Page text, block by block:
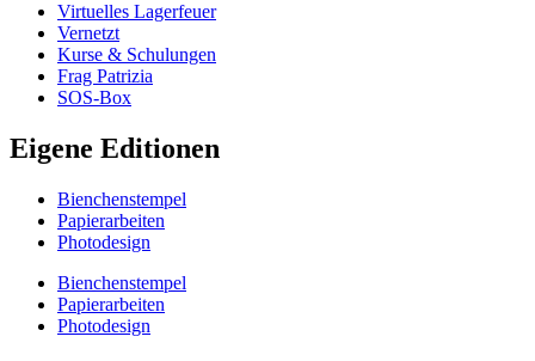
Virtuelles Lagerfeuer
Vernetzt
Kurse & Schulungen
Frag Patrizia
SOS-Box
Eigene Editionen
Bienchenstempel
Papierarbeiten
Photodesign
Bienchenstempel
Papierarbeiten
Photodesign